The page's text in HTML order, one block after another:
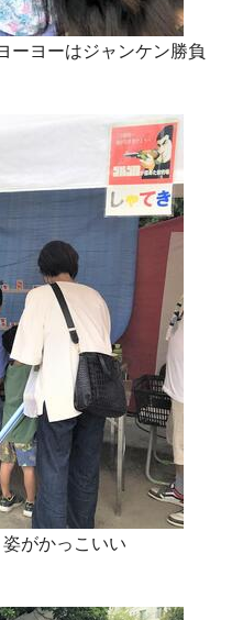
ーヨーはジャンケン勝負
がかっこいい